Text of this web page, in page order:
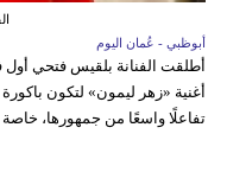
أبوظبي - عُمان اليوم
أطلقت الفنانة بلقيس فتحي أول
أغنية «زهر ليمون» لتكون
تفاعلًا واسعًا من جمهورها،